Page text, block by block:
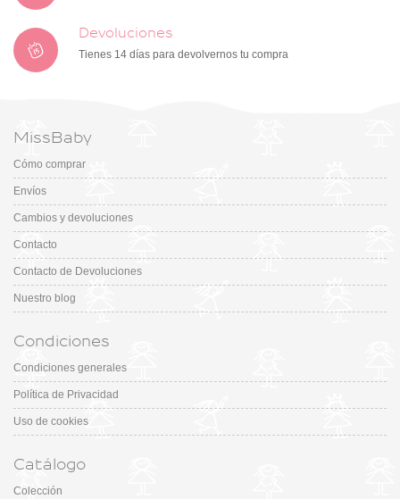
Devoluciones
Tienes 14 días para devolvernos tu compra
MissBaby
Cómo comprar
Envíos
Cambios y devoluciones
Contacto
Contacto de Devoluciones
Nuestro blog
Condiciones
Condiciones generales
Política de Privacidad
Uso de cookies
Catálogo
Colección